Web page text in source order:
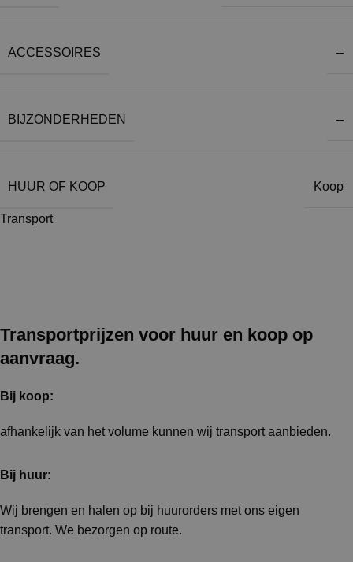
ACCESSOIRES –
BIJZONDERHEDEN –
HUUR OF KOOP Koop
Transport
Transportprijzen voor huur en koop op
aanvraag.
Bij koop:
afhankelijk van het volume kunnen wij transport aanbieden.
Bij huur:
Wij brengen en halen op bij huurorders met ons eigen
transport. We bezorgen op route.